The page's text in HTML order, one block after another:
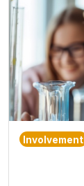
Involvement